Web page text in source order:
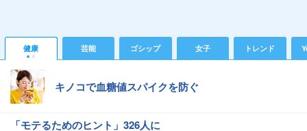
健康 芸能 ゴシップ 女子 トレンド
キノコで血糖値スパイクを防ぐ
「モテるためのヒント」326人に